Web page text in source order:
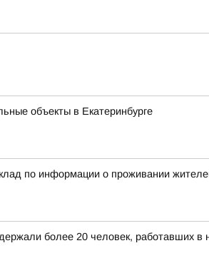
объекты в Екатеринбурге
по информации о проживании
более 20 человек, работавших в